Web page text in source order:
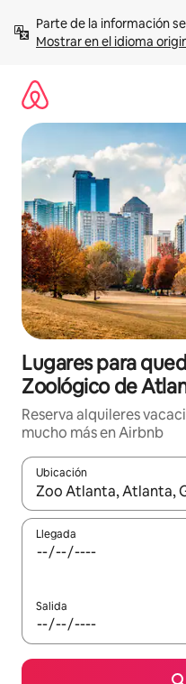
contenidoMostrar en el idioma
Lugares para
Zoológico de
Reserva alquileres
mucho más en Airbnb
Ubicación
Cuando los resultados
Llegada
Salida